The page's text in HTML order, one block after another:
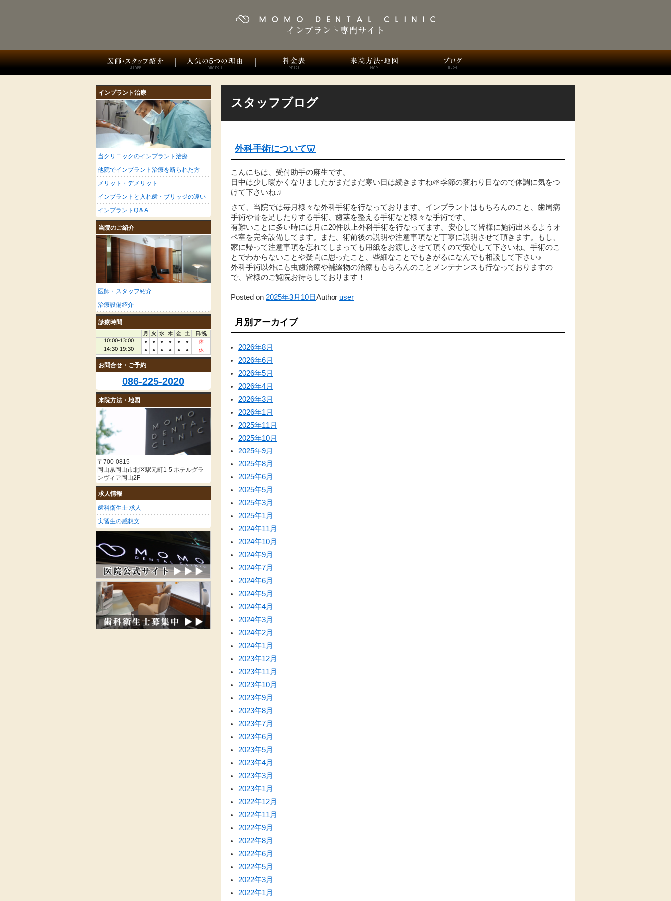
スタッフブログ
外科手術について🦷
こんにちは、受付助手の麻生です。
日中は少し暖かくなりましたがまだまだ寒い日は続きますね🌱季節の変わり目なので体調に気をつ
けて下さいね♫
さて、当院では毎月様々な外科手術を行なっております。インプラントはもちろんのこと、歯周病
手術や骨を足したりする手術、歯茎を整える手術など様々な手術です。
有難いことに多い時には月に20件以上外科手術を行なってます。安心して皆様に施術出来るようオ
ペ室を完全設備してます。また、術前後の説明や注意事項など丁寧に説明させて頂きます。もし、
家に帰って注意事項を忘れてしまっても用紙をお渡しさせて頂くので安心して下さいね。手術のこ
とでわからないことや疑問に思ったこと、些細なことでもきがるになんでも相談して下さい♪
外科手術以外にも虫歯治療や補綴物の治療ももちろんのことメンテナンスも行なっておりますの
で、皆様のご覧院お待ちしております！
Posted on 2025年3月10日Author user
月別アーカイブ
2026年8月
2026年6月
2026年5月
2026年4月
2026年3月
2026年1月
2025年11月
2025年10月
2025年9月
2025年8月
2025年6月
2025年5月
2025年3月
2025年1月
2024年11月
2024年10月
2024年9月
2024年7月
2024年6月
2024年5月
2024年4月
2024年3月
2024年2月
2024年1月
2023年12月
2023年11月
2023年10月
2023年9月
2023年8月
2023年7月
2023年6月
2023年5月
2023年4月
2023年3月
2023年1月
2022年12月
2022年11月
2022年9月
2022年8月
2022年6月
2022年5月
2022年3月
2022年1月
インプラント治療
当クリニックのインプラント治療
他院でインプラント治療を断られた方
メリット・デメリット
インプラントと入れ歯・ブリッジの違い
インプラントQ＆A
当院のご紹介
医師・スタッフ紹介
治療設備紹介
診療時間
月 火 水 木 金 土
日/祝
●
● ● ● ● ●
休
●
● ● ● ● ● 休
お問合せ・ご予約
086-225-2020
来院方法・地図
〒700-0815
岡山県岡山市北区駅元町1-5 ホテルグラ
ンヴィア岡山2F
求人情報
歯科衛生士 求人
実習生の感想文